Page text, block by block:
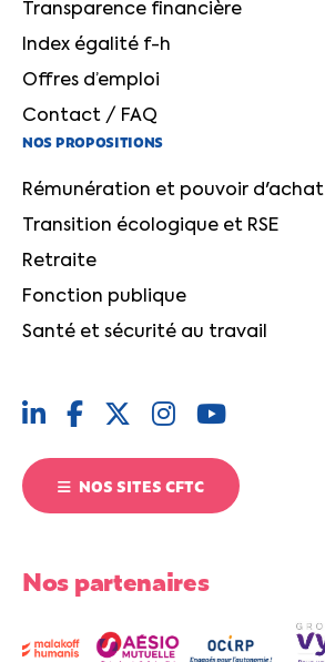
Transparence financière
Index égalité f-h
Offres d’emploi
Contact / FAQ
NOS PROPOSITIONS
Rémunération et pouvoir d'achat
Transition écologique et RSE
Retraite
Fonction publique
Santé et sécurité au travail
NOS SITES CFTC
Nos partenaires